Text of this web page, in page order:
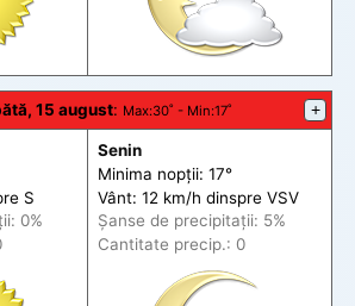
15 august: Max:30˚ - Min:17˚ +
S
: 0%
Senin
Minima nopții: 17°
Vânt: 12 km/h dinspre VSV
Șanse de precipitații: 5%
Cantitate precip.: 0